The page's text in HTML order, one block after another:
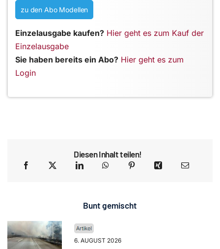
zu den Abo Modellen
Einzelausgabe kaufen? Hier geht es zum Kauf der
Einzelausgabe
Sie haben bereits ein Abo? Hier geht es zum
Login
Diesen Inhalt teilen!
Bunt gemischt
6. AUGUST 2026